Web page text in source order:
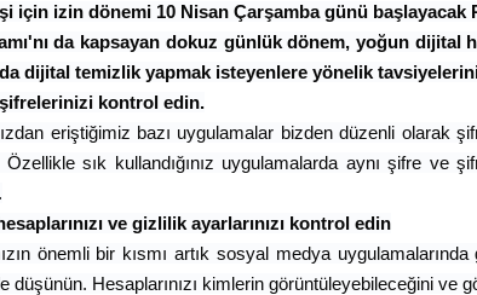
için izin dönemi 10 Nisan Çarşamba günü başlayacak
da kapsayan dokuz günlük dönem, yoğun
dijital temizlik yapmak isteyenlere yönelik
kontrol edin.
eriştiğimiz bazı uygulamalar bizden düzenli olarak
sık kullandığınız uygulamalarda aynı şifre ve
ve gizlilik ayarlarınızı kontrol edin
önemli bir kısmı artık sosyal medya
düşünün. Hesaplarınızı kimlerin görüntüleyebileceğini ve